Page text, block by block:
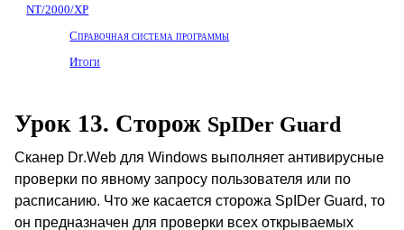
NT/2000/XP
Справочная система программы
Итоги
Урок 13. Сторож SpIDer Guard
Сканер Dr.Web для Windows выполняет антивирусные
проверки по явному запросу пользователя или по
расписанию. Что же касается сторожа SpIDer Guard, то
он предназначен для проверки всех открываемых